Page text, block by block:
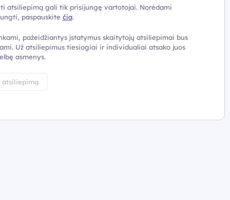
atsiliepimą gali tik prisijungę vartotojai. Norėdami
paspauskite čia.
pažeidžiantys įstatymus skaitytojų atsiliepimai bus
Už atsiliepimus tiesiogiai ir individualiai atsako juos
asmenys.
atsiliepimą